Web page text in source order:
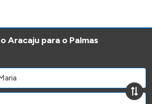
Aracaju para o Palmas